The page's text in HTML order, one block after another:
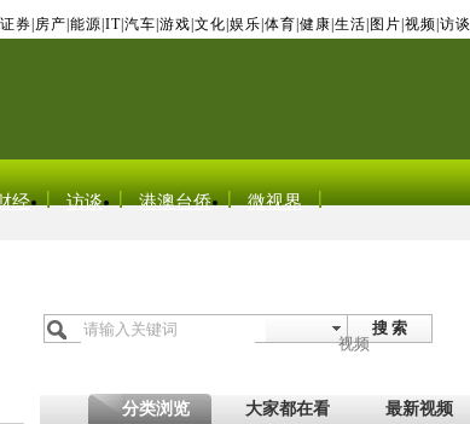
证券 房产 能源 IT| 汽车 游戏 文化 娱乐 体育 健康 生活 图片 视频 访谈
经 访谈 港澳台侨 微视界
搜 索
视频
分类浏览 大家都在看 最新视频